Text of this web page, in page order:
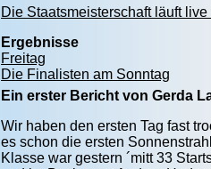
Die Staatsmeisterschaft läuft
Ergebnisse
Freitag
Die Finalisten am Sonntag
Ein erster Bericht von Gerda
Wir haben den ersten Tag fast
es schon die ersten
Klasse war gestern ´mitt 33